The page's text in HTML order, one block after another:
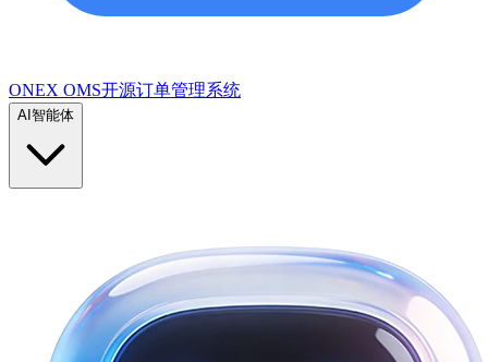
ONEX OMS开源订单管理系统
AI智能体